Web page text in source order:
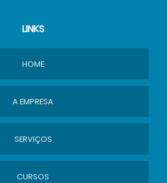
LINKS
HOME
A EMPRESA
SERVIÇOS
CURSOS